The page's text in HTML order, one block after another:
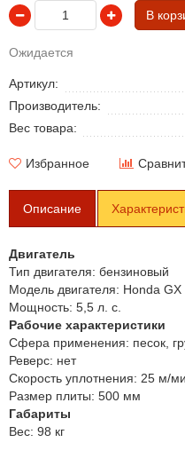
В
Ожидается
Артикул:
Производитель:
Вес товара:
Избранное
Описание
Двигатель
Тип двигателя: бензиновый
Модель двигателя: Honda GX
Мощность: 5,5 л. с.
Рабочие характеристики
Сфера применения: песок,
Реверс: нет
Скорость уплотнения: 25 м/
Размер плиты: 500 мм
Габариты
Вес: 98 кг